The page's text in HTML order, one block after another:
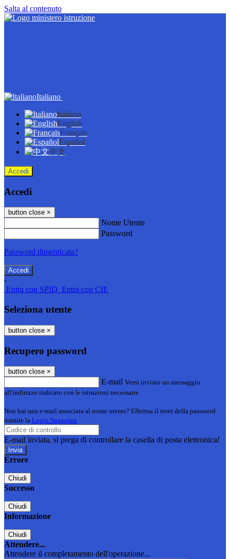
Salta al contenuto
Italiano
Italiano
English
Français
Español
中文
Accedi
Accedi
button close ×
Nome Utente
Password
Password dimenticata?
-
Entra con SPID Entra con CIE
Seleziona utente
button close ×
Recupero password
button close ×
E-mail Verrà inviato un messaggio
all'indirizzo indicato con le istruzioni necessarie.
Non hai una e-mail associata al nome utente? Effettua il reset della password
tramite la Login Spaggiari
E-mail inviata, si prega di controllare la casella di posta elettronica!
Errore
Chiudi
Successo
Chiudi
Informazione
Chiudi
Attendere...
Attendere il completamento dell'operazione...